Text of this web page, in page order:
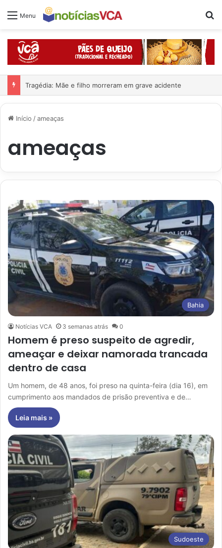
Menu
Tragédia: Mãe e filho morreram em grave acidente
Início /ameaças
ameaças
Bahia
Notícias VCA 3 semanas atrás 0
Homem é preso suspeito de agredir,
ameaçar e deixar namorada trancada
dentro de casa
Um homem, de 48 anos, foi preso na quinta-feira (dia 16), em
cumprimento aos mandados de prisão preventiva e de…
Leia mais »
Sudoeste